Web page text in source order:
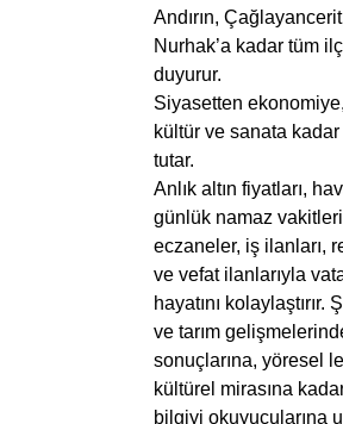
Andırın,
Nurhak’a kadar tüm
duyurur.
Siyasetten
kültür ve sanata kadar
tutar.
Anlık altın fiyatları,
günlük namaz
eczaneler, iş ilanları,
ve vefat ilanlarıyla
hayatını kolaylaştırır.
ve tarım
sonuçlarına, yöresel
kültürel mirasına
bilgiyi okuyucularına